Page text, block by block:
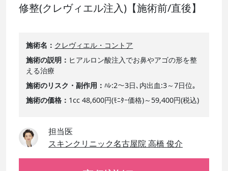
修整(クレヴィエル注入)【施術前/直後】
施術名
クレヴィエル・コントア
施術の説明
ヒアルロン酸注入でお鼻やアゴの形を整
える治療
施術のリスク・副作用
ﾊﾚ:2～3日､内出血:3～7日位｡
施術の価格
1cc 48,600円(ﾓﾆﾀｰ価格)～59,400円(税込)
担当医
スキンクリニック名古屋院 高橋 俊介